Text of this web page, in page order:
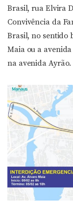
Brasil, rua Elvira
Convivência da
Brasil, no sentido
Maia ou a
na avenida Ayrão.